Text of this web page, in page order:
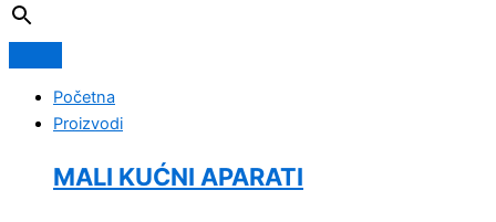
Početna
Proizvodi
MALI KUĆNI APARATI